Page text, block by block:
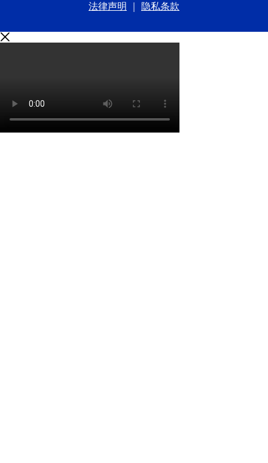
法律声明 隐私条款